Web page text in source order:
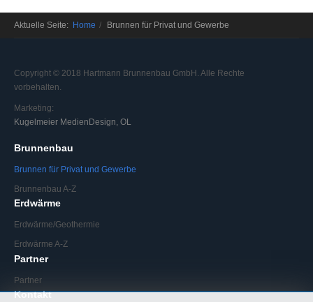
Aktuelle Seite: Home Brunnen für Privat und Gewerbe
Copyright © 2018 Hartmann Brunnenbau GmbH. Alle Rechte
vorbehalten.
Marketing:
Kugelmeier MedienDesign, OL
Brunnenbau
Brunnen für Privat und Gewerbe
Brunnenbau A-Z
Erdwärme
Erdwärme/Geothermie
Erdwärme A-Z
Partner
Partner
Kontakt